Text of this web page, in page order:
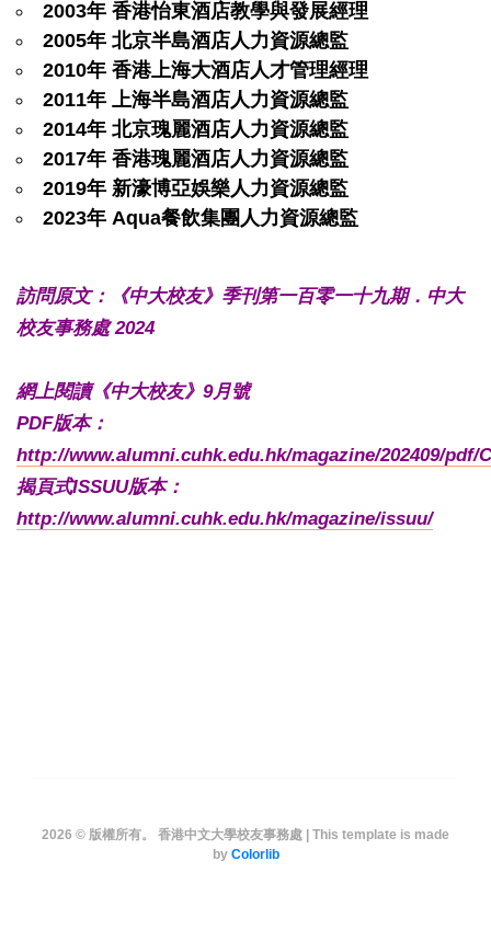
2003年 香港怡東酒店教學與發展經理
2005年 北京半島酒店人力資源總監
2010年 香港上海大酒店人才管理經理
2011年 上海半島酒店人力資源總監
2014年 北京瑰麗酒店人力資源總監
2017年 香港瑰麗酒店人力資源總監
2019年 新濠博亞娛樂人力資源總監
2023年 Aqua餐飲集團人力資源總監
訪問原文：《中大校友》季刊第一百零一十九期．中大
校友事務處 2024
網上閱讀《中大校友》9月號
PDF版本：
http://www.alumni.cuhk.edu.hk/magazine/202409/pdf/
揭頁式ISSUU版本：
http://www.alumni.cuhk.edu.hk/magazine/issuu/
2026 © 版權所有。 香港中文大學校友事務處 | This template is made
by Colorlib